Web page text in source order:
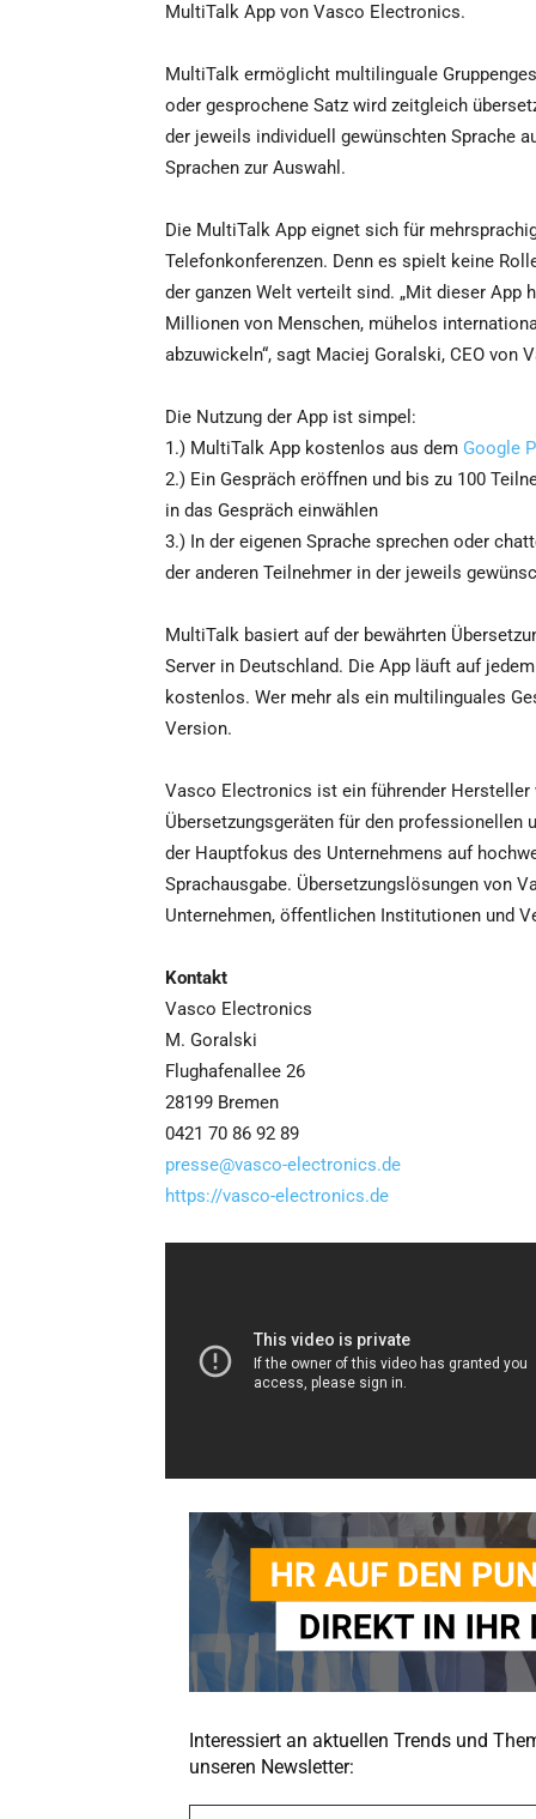
MultiTalk App von Vasco Electronics.
MultiTalk ermöglicht multilinguale
oder gesprochene Satz wird zeitgleich
der jeweils individuell gewünschten Sprache
Sprachen zur Auswahl.
Die MultiTalk App eignet sich für
Telefonkonferenzen. Denn es spielt keine
der ganzen Welt verteilt sind. „Mit dieser
Millionen von Menschen, mühelos
abzuwickeln“, sagt Maciej Goralski, CEO von
Die Nutzung der App ist simpel:
1.) MultiTalk App kostenlos aus dem Google
2.) Ein Gespräch eröffnen und bis zu 100
in das Gespräch einwählen
3.) In der eigenen Sprache sprechen oder
der anderen Teilnehmer in der jeweils
MultiTalk basiert auf der bewährten
Server in Deutschland. Die App läuft auf
kostenlos. Wer mehr als ein multilinguales
Version.
Vasco Electronics ist ein führender
Übersetzungsgeräten für den professionellen
der Hauptfokus des Unternehmens auf
Sprachausgabe. Übersetzungslösungen von
Unternehmen, öffentlichen Institutionen und
Kontakt
Vasco Electronics
M. Goralski
Flughafenallee 26
28199 Bremen
0421 70 86 92 89
presse@vasco-electronics.de
https://vasco-electronics.de
Interessiert an aktuellen Trends und
unseren Newsletter: